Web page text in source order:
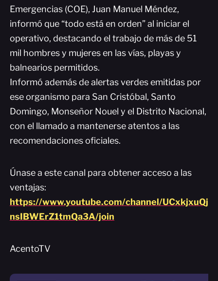
Emergencias (COE), Juan Manuel Méndez,
informó que “todo está en orden” al iniciar el
operativo, destacando el trabajo de más de 51
mil hombres y mujeres en las vías, playas y
balnearios permitidos.
Informó además de alertas verdes emitidas por
ese organismo para San Cristóbal, Santo
Domingo, Monseñor Nouel y el Distrito Nacional,
con el llamado a mantenerse atentos a las
recomendaciones oficiales.
Únase a este canal para obtener acceso a las
ventajas:
https://www.youtube.com/channel/UCxkjxuQj
nsIBWErZ1tmQa3A/join
AcentoTV